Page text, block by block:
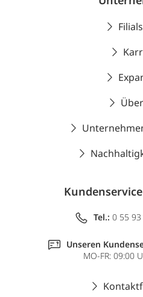
Tel.: 0 55
Unseren
MO-FR: 09:00